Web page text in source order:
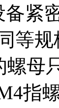
紧
等
螺母
指